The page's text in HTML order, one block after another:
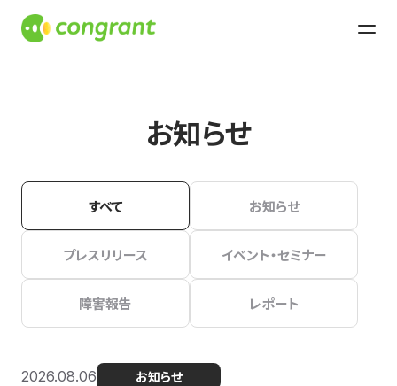
お知らせ
すべて お知らせ
プレスリリース イベント・セミナー
障害報告 レポート
2026.08.06 お知らせ